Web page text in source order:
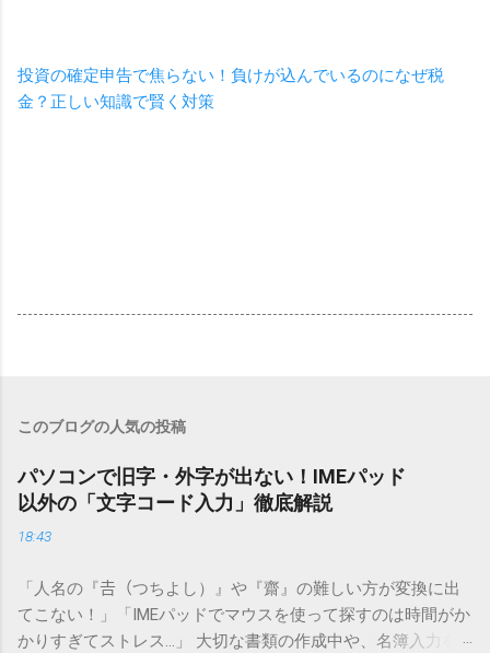
投資の確定申告で焦らない！負けが込んでいるのになぜ税
金？正しい知識で賢く対策
このブログの人気の投稿
パソコンで旧字・外字が出ない！IMEパッド
以外の「文字コード入力」徹底解説
18:43
「人名の『𠮷（つちよし）』や『齋』の難しい方が変換に出
てこない！」「IMEパッドでマウスを使って探すのは時間がか
かりすぎてストレス…」 大切な書類の作成中や、名簿入力を